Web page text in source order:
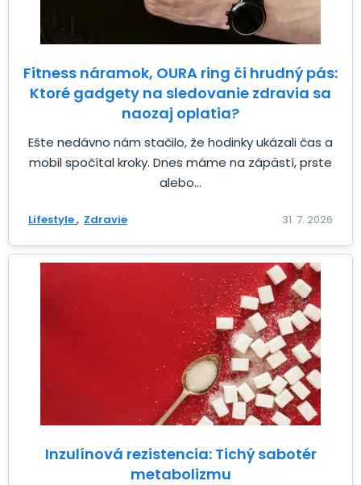
Fitness náramok, OURA ring či hrudný pás:
Ktoré gadgety na sledovanie zdravia sa
naozaj oplatia?
Ešte nedávno nám stačilo, že hodinky ukázali čas a
mobil spočítal kroky. Dnes máme na zápästí, prste
alebo...
Lifestyle Zdravie 31. 7. 2026
Inzulínová rezistencia: Tichý sabotér
metabolizmu